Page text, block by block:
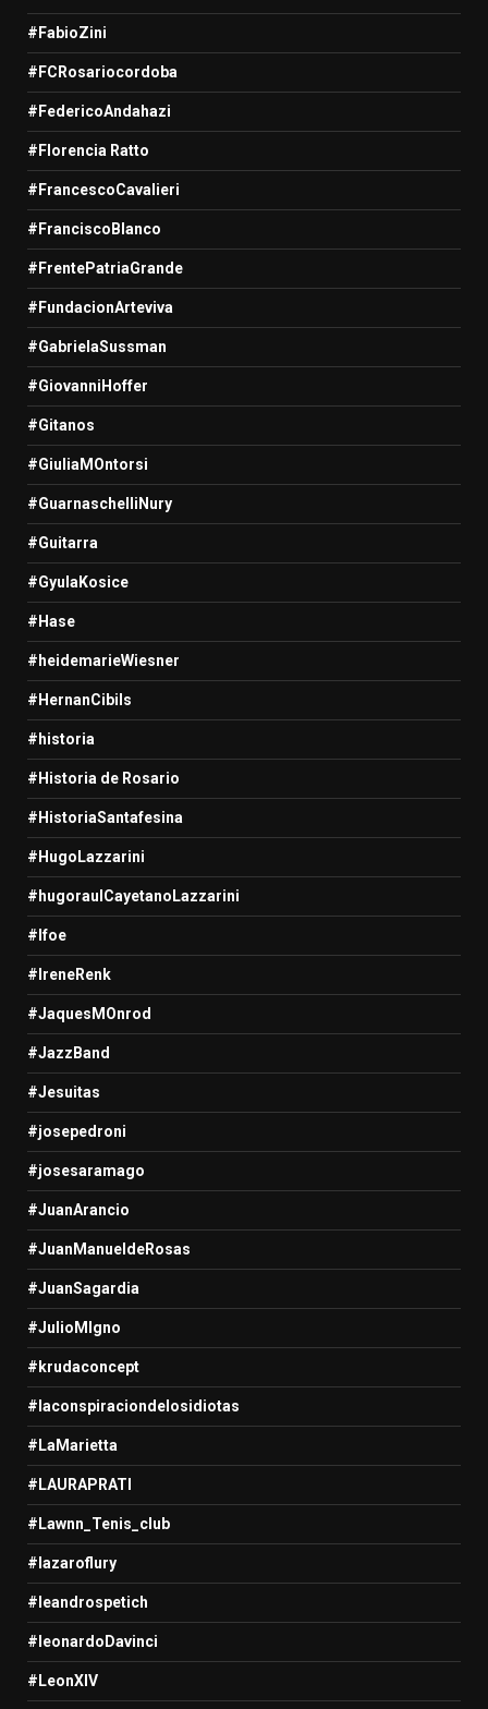
#FabioZini
#FCRosariocordoba
#FedericoAndahazi
#Florencia Ratto
#FrancescoCavalieri
#FranciscoBlanco
#FrentePatriaGrande
#FundacionArteviva
#GabrielaSussman
#GiovanniHoffer
#Gitanos
#GiuliaMOntorsi
#GuarnaschelliNury
#Guitarra
#GyulaKosice
#Hase
#heidemarieWiesner
#HernanCibils
#historia
#Historia de Rosario
#HistoriaSantafesina
#HugoLazzarini
#hugoraulCayetanoLazzarini
#Ifoe
#IreneRenk
#JaquesMOnrod
#JazzBand
#Jesuitas
#josepedroni
#josesaramago
#JuanArancio
#JuanManueldeRosas
#JuanSagardia
#JulioMIgno
#krudaconcept
#laconspiraciondelosidiotas
#LaMarietta
#LAURAPRATI
#Lawnn_Tenis_club
#lazaroflury
#leandrospetich
#leonardoDavinci
#LeonXIV